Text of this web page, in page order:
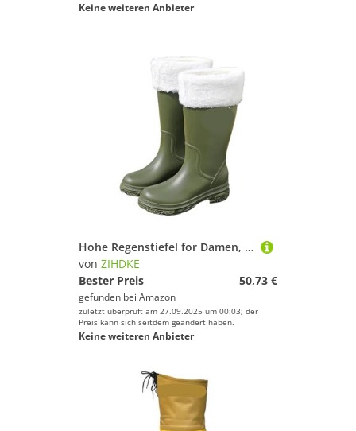
Keine weiteren Anbieter
Hohe Regenstiefel for Damen, wasserdicht, for Arbeit und Garten, Galoschen, Regenschuhe for, Outdoor, Angeln, Wasserstiefel, Gummistiefel Für Industrie Handwerk(Green-Fur,38)
von ZIHDKE
Bester Preis
50,73 €
gefunden bei Amazon
zuletzt überprüft am 27.09.2025 um 00:03; der
Preis kann sich seitdem geändert haben.
Keine weiteren Anbieter